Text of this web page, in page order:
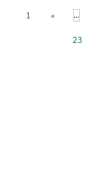
1 « ...
23